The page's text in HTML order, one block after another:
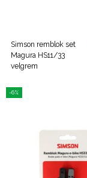
Simson remblok set
Magura HS11/33
velgrem
-6%